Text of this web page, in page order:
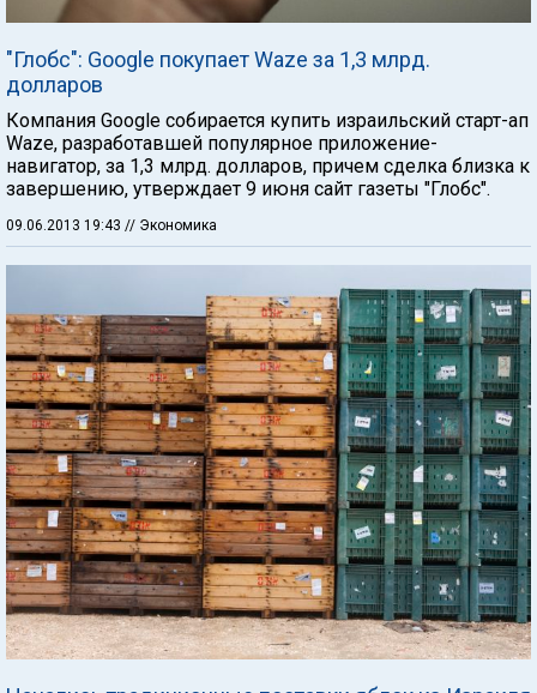
"Глобс": Google покупает Waze за 1,3 млрд.
долларов
Компания Google собирается купить израильский старт-ап
Waze, разработавшей популярное приложение-
навигатор, за 1,3 млрд. долларов, причем сделка близка к
завершению, утверждает 9 июня сайт газеты "Глобс".
09.06.2013 19:43 // Экономика